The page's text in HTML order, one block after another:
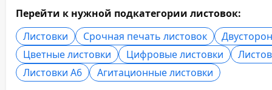
Перейти к нужной подкатегории листовок:
Листовки
Срочная печать листовок
Цветные листовки
Цифровые листовки
Листовки А6
Агитационные листовки